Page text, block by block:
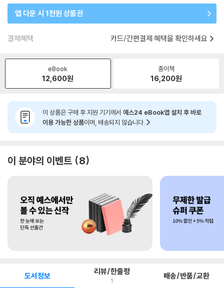
앱 다운 시 1천원 상품권
결제혜택 카드/간편결제 혜택을 확인하세요
eBook
12,600원
종이책
16,200원
이 상품은 구매 후 지원 기기에서 예스24 eBook앱 설치 후 바로
이용 가능한 상품이며, 배송되지 않습니다.
이 분야의 이벤트 8
도서정보 리뷰/한줄평
1 배송/반품/교환